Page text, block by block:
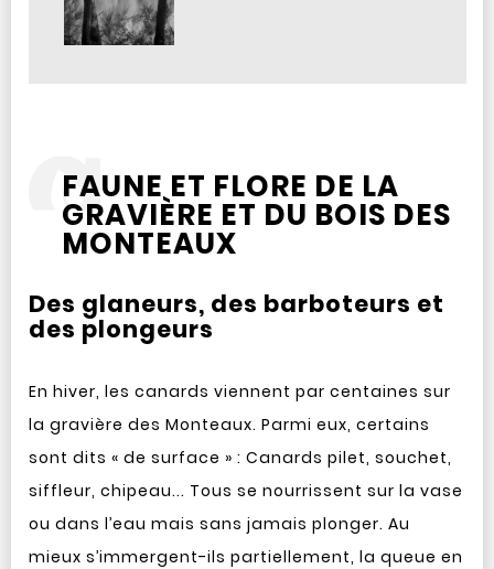
FAUNE ET FLORE DE LA
GRAVIÈRE ET DU BOIS DES
MONTEAUX
Des glaneurs, des barboteurs et
des plongeurs
En hiver, les canards viennent par centaines sur
la gravière des Monteaux. Parmi eux, certains
sont dits « de surface » : Canards pilet, souchet,
siffleur, chipeau... Tous se nourrissent sur la vase
ou dans l’eau mais sans jamais plonger. Au
mieux s’immergent-ils partiellement, la queue en